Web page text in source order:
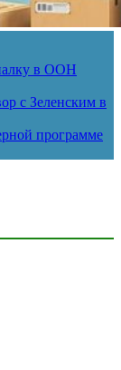
в ООН
с Зеленским в
программе